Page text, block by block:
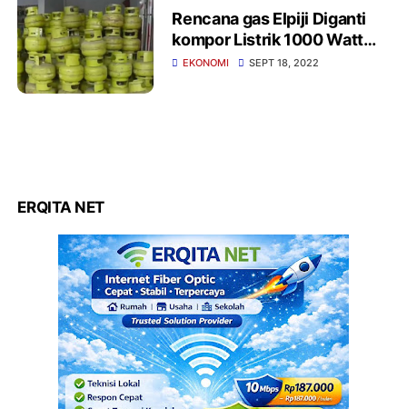
Rencana gas Elpiji Diganti
kompor Listrik 1000 Watt
Tuai Kritik
EKONOMI SEPT 18, 2022
ERQITA NET